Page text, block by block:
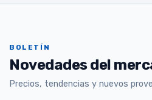
BOLETÍN
Novedades del
Precios, tendencias y nuevos